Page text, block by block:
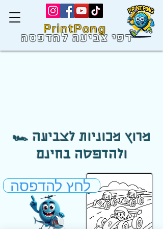
PrintPong
דפי צביעה להדפסה
🏎️ מרוץ מכוניות לצביעה
ולהדפסה בחינם
לחץ להדפסה